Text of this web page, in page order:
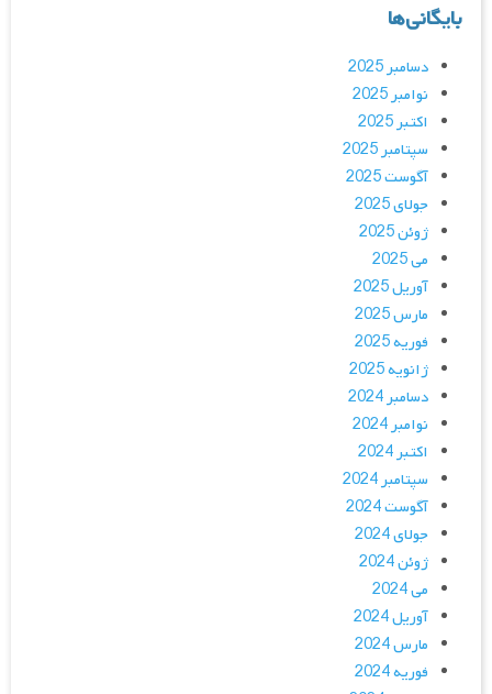
بایگانی‌ها
دسامبر 2025
نوامبر 2025
اکتبر 2025
سپتامبر 2025
آگوست 2025
جولای 2025
ژوئن 2025
می 2025
آوریل 2025
مارس 2025
فوریه 2025
ژانویه 2025
دسامبر 2024
نوامبر 2024
اکتبر 2024
سپتامبر 2024
آگوست 2024
جولای 2024
ژوئن 2024
می 2024
آوریل 2024
مارس 2024
فوریه 2024